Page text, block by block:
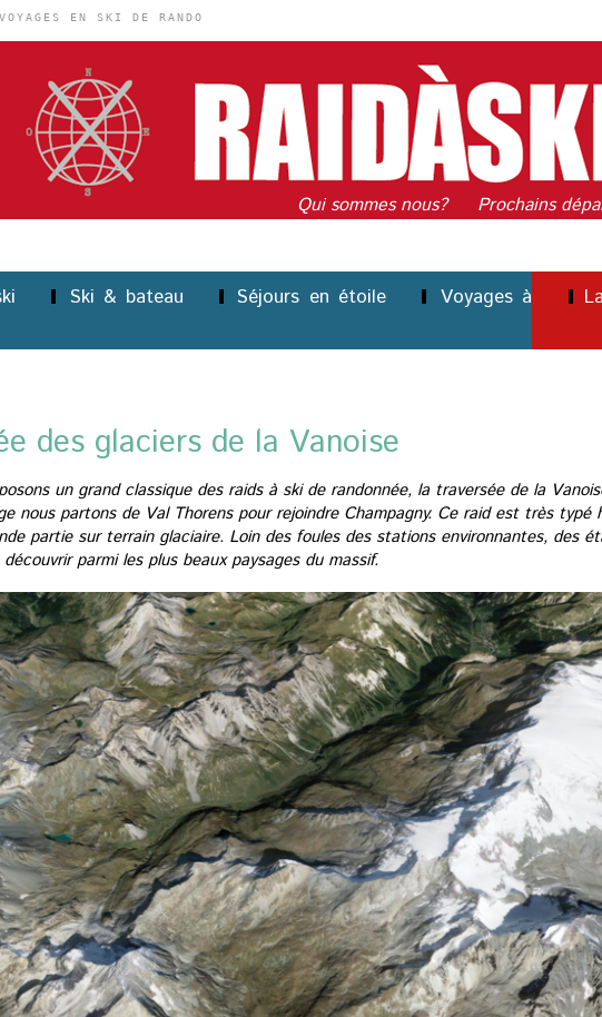
EN SKI DE RANDO
Qui sommes nous? Prochains
Ski & bateau Séjours en étoile
Voyages à
des glaciers de la Vanoise
un grand classique des raids à ski de randonnée, la traversée de la
nous partons de Val Thorens pour rejoindre Champagny. Ce raid est très
partie sur terrain glaciaire. Loin des foules des stations environnantes, des
parmi les plus beaux paysages du massif.